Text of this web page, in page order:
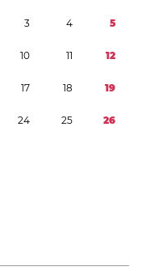
3 4 5
10 11 12
17 18 19
24 25 26